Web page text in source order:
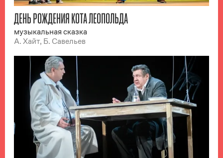
ДЕНЬ РОЖДЕНИЯ КОТА ЛЕОПОЛЬДА
музыкальная сказка
А. Хайт, Б. Савельев